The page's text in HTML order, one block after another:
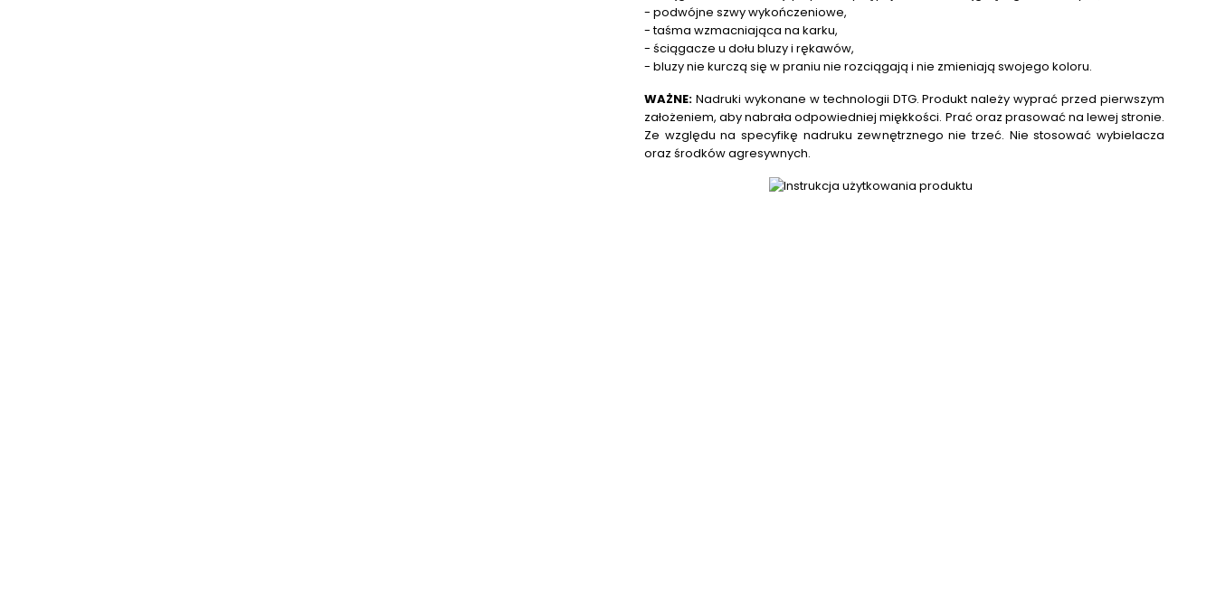
- podwójne szwy wykończeniowe,
- taśma wzmacniająca na karku,
- ściągacze u dołu bluzy i rękawów,
- bluzy nie kurczą się w praniu nie rozciągają i nie zmieniają swojego koloru.
WAŻNE: Nadruki wykonane w technologii DTG. Produkt należy wyprać przed pierwszym
założeniem, aby nabrała odpowiedniej miękkości. Prać oraz prasować na lewej stronie.
Ze względu na specyfikę nadruku zewnętrznego nie trzeć. Nie stosować wybielacza
oraz środków agresywnych.